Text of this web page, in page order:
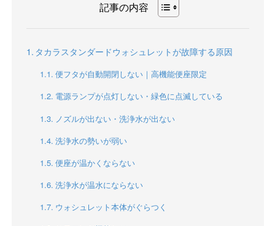
記事の内容
タカラスタンダードウォシュレットが故障する原因
便フタが自動開閉しない｜高機能便座限定
電源ランプが点灯しない・緑色に点滅している
ノズルが出ない・洗浄水が出ない
洗浄水の勢いが弱い
便座が温かくならない
洗浄水が温水にならない
ウォシュレット本体がぐらつく